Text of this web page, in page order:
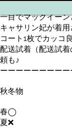
一度は着てみたい
一目でマックイー
キャサリン妃が着
コート1枚でカッコ
配送試着（配送試
頼も♪
ーーーーーーーーー
秋冬物
春◯
夏❌